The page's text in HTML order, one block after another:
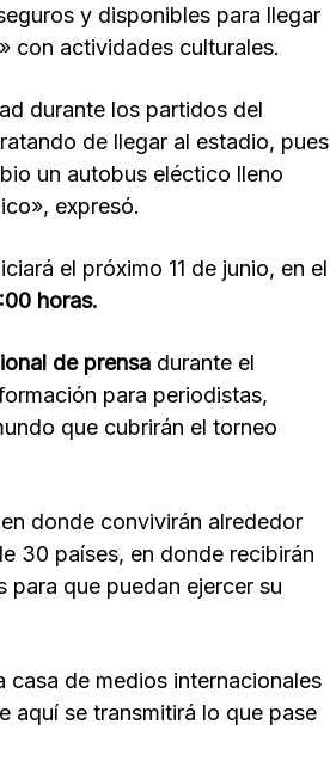
y disponibles para llegar
con actividades culturales.
durante los partidos del
de llegar al estadio, pues
un autobus eléctico lleno
expresó.
el próximo 11 de junio, en el
horas.
de prensa durante el
para periodistas,
que cubrirán el torneo
donde convivirán alrededor
30 países, en donde recibirán
para que puedan ejercer su
casa de medios internacionales
aquí se transmitirá lo que pase